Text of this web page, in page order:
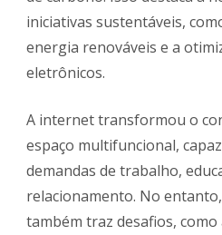
iniciativas sustentáveis,
energia renováveis e a
eletrônicos.
A internet transformou o
espaço multifuncional,
demandas de trabalho,
relacionamento. No
também traz desafios,